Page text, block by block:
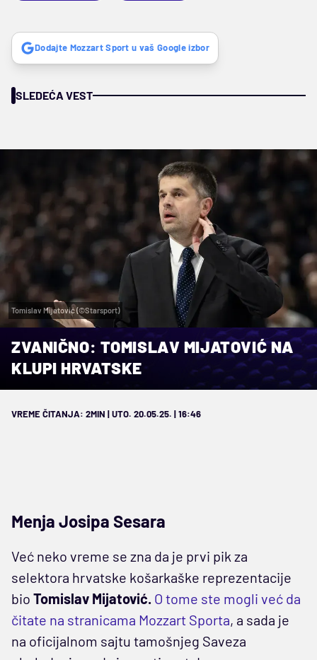
Dodajte Mozzart Sport u vaš Google izbor
SLEDEĆA VEST
Tomislav Mijatović (©Starsport)
ZVANIČNO: TOMISLAV MIJATOVIĆ NA
KLUPI HRVATSKE
VREME ČITANJA: 2MIN | UTO. 20.05.25. | 16:46
Menja Josipa Sesara
Već neko vreme se zna da je prvi pik za
selektora hrvatske košarkaške reprezentacije
bio Tomislav Mijatović. O tome ste mogli već da
čitate na stranicama Mozzart Sporta, a sada je
na oficijalnom sajtu tamošnjeg Saveza